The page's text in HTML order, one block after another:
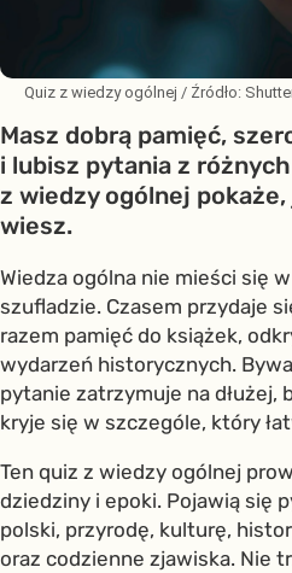
Quiz z wiedzy ogólnej / Źródło:
Masz dobrą pamięć,
i lubisz pytania z
z wiedzy ogólnej
wiesz.
Wiedza ogólna nie mieści się
szufladzie. Czasem przydaje
razem pamięć do książek,
wydarzeń historycznych.
pytanie zatrzymuje na dłużej,
kryje się w szczególe, który
Ten quiz z wiedzy ogólnej
dziedziny i epoki. Pojawią się
polski, przyrodę, kulturę,
oraz codzienne zjawiska. Nie